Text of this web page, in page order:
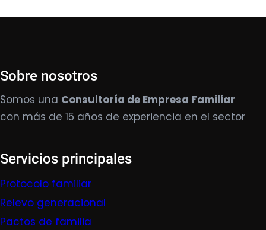
Sobre nosotros
Somos una Consultoría de Empresa Familiar
con más de 15 años de experiencia en el sector
Servicios principales
Protocolo familiar
Relevo generacional
Pactos de familia